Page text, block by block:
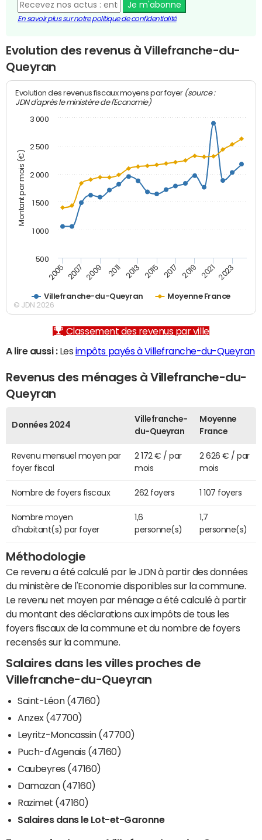
Je m'abonne
En savoir plus sur notre politique de confidentialité
Evolution des revenus à Villefranche-du-
Queyran
Montant par mois (€)
Evolution des revenus fiscaux moyens par foyer (source :
JDN d'après le ministère de l'Economie)
Villefranche-du-Queyran Moyenne France
2005 2007 2009 2011 2013 2015 2017 2019 2021 2023
500
1 000
1 500
2 000
2 500
3 000
© JDN 2026
Classement des revenus par ville
A lire aussi :Les impôts payés à Villefranche-du-Queyran
Revenus des ménages à Villefranche-du-
Queyran
Données 2024
Villefranche-
du-Queyran
Moyenne
France
Revenu mensuel moyen par
foyer fiscal
2 172 € / par
mois
2 626 € / par
mois
Nombre de foyers fiscaux 262 foyers 1 107 foyers
Nombre moyen
d'habitant(s) par foyer
1,6
personne(s)
1,7
personne(s)
Méthodologie
Ce revenu a été calculé par le JDN à partir des données
du ministère de l'Economie disponibles sur la commune.
Le revenu net moyen par ménage a été calculé à partir
du montant des déclarations aux impôts de tous les
foyers fiscaux de la commune et du nombre de foyers
recensés sur la commune.
Salaires dans les villes proches de
Villefranche-du-Queyran
Saint-Léon (47160)
Anzex (47700)
Leyritz-Moncassin (47700)
Puch-d'Agenais (47160)
Caubeyres (47160)
Damazan (47160)
Razimet (47160)
Salaires dans le Lot-et-Garonne